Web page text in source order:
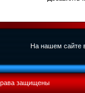
На нашем сайте
защищены